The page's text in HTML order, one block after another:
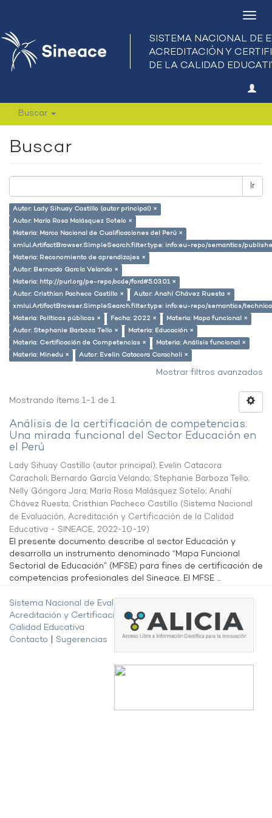
Buscar
Buscar
Ir
Autor: Lady Sihuay Castillo (autor principal) ×
Autor: María Rosa Malásquez Sotelo ×
Materia: Marco Nacional de Cualificaciones del Perú ×
xmlui.ArtifactBrowser.SimpleSearch.filter.type: info:eu-repo/semantics/
Materia: Reconomiento de aprendizajes ×
Autor: Bernardo García Velando ×
Materia: http://purl.org/pe-repo/ocde/ford#5.03.01 ×
Autor: Cristhian Pacheco Castillo ×
Autor: Anahí Chávez Ruesta ×
xmlui.ArtifactBrowser.SimpleSearch.filter.type: info:eu-repo/semantics/
Materia: Políticas públicas ×
Fecha: 2022 ×
Materia: Mapa funcional ×
Autor: Stephanie Barboza Tello ×
Materia: Educación ×
Materia: Certificación de Competencias ×
Materia: Análisis funcional ×
Materia: Minedu ×
Autor: Evelin Catacora Caracholi ×
Mostrar filtros avanzados
Mostrando ítems 1-1 de 1
Análisis de la certificación de competencias:
Una mirada funcional del Sector Educación en
el Perú
Lady Sihuay Castillo (autor principal); Evelin Catacora
Caracholi; Bernardo García Velando; Stephanie Barboza Tello;
Nelly Góngora Jara; María Rosa Malásquez Sotelo; Anahí
Chávez Ruesta; Cristhian Pacheco Castillo (Sistema Nacional
de Evaluación, Acreditación y Certificación de la Calidad
Educativa - SINEACE, 2022-10-19)
El presente documento describe al sector Educación y
desarrolla un instrumento denominado “Mapa Funcional
Sectorial de Educación” (MFSE) para fines de certificación de
competencias profesionales del Sineace. El MFSE ...
Sistema Nacional de Evaluación,
Acreditación y Certificación de la
Calidad Educativa
Contacto
Sugerencias